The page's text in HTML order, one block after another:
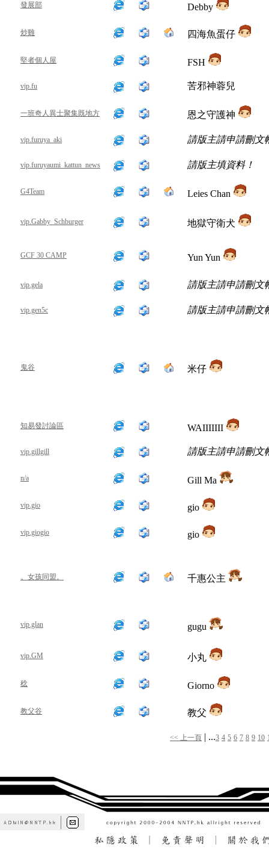
發展部 Debby
炒雞 四海魚蛋仔
堅者個人屋 FSH
vip.fu 苦邪神蓉兒
一班奇人異士聚集既地方 恩之守護神
vip.furuya_aki 請版主請申請刪文
vip.furuyaumi_kattun_news 請版主填資料！
G4Team Leies Chan
vip.Gabby_Schburger 地獄守衛犬
GCF 30 CAMP Yun Yun
vip.gela 請版主請申請刪文
vip.gen5c 請版主請申請刪文
鬼谷 米仔
知易發討論區 WAIIIIIII
vip.gillgill 請版主請申請刪文
n/a Gill Ma
vip.gio gio
vip.giogio gio
。女孩同盟。 千惠公主
vip.glan gugu
vip.GM 小丸
稔 Giorno
教父谷 教父
<< 上一頁 | ...3 4 5 6 7 8 9 10